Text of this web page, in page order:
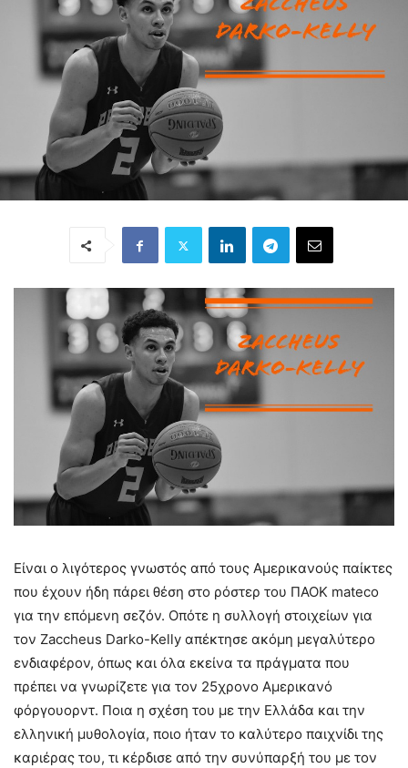
Είναι ο λιγότερος γνωστός από τους Αμερικανούς παίκτες
που έχουν ήδη πάρει θέση στο ρόστερ του ΠΑΟΚ mateco
για την επόμενη σεζόν. Οπότε η συλλογή στοιχείων για
τον Zaccheus Darko-Kelly απέκτησε ακόμη μεγαλύτερο
ενδιαφέρον, όπως και όλα εκείνα τα πράγματα που
πρέπει να γνωρίζετε για τον 25χρονο Αμερικανό
φόργουορντ. Ποια η σχέση του με την Ελλάδα και την
ελληνική μυθολογία, ποιο ήταν το καλύτερο παιχνίδι της
καριέρας του, τι κέρδισε από την συνύπαρξή του με τον